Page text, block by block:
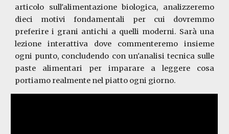
articolo sull'alimentazione biologica, analizzeremo
dieci motivi fondamentali per cui dovremmo
preferire i grani antichi a quelli moderni. Sarà una
lezione interattiva dove commenteremo insieme
ogni punto, concludendo con un'analisi tecnica sulle
paste alimentari per imparare a leggere cosa
portiamo realmente nel piatto ogni giorno.